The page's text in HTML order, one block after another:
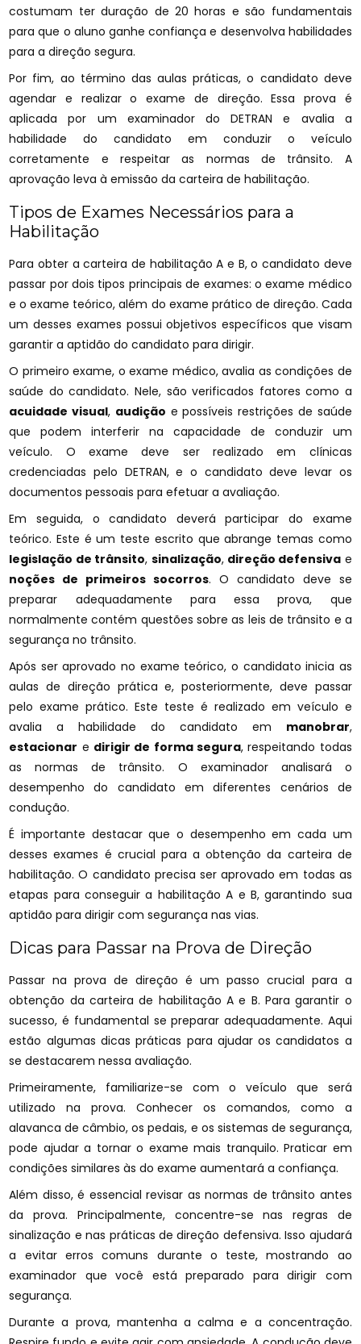
costumam ter duração de 20 horas e são fundamentais
para que o aluno ganhe confiança e desenvolva habilidades
para a direção segura.
Por fim, ao término das aulas práticas, o candidato deve
agendar e realizar o exame de direção. Essa prova é
aplicada por um examinador do DETRAN e avalia a
habilidade do candidato em conduzir o veículo
corretamente e respeitar as normas de trânsito. A
aprovação leva à emissão da carteira de habilitação.
Tipos de Exames Necessários para a
Habilitação
Para obter a carteira de habilitação A e B, o candidato deve
passar por dois tipos principais de exames: o exame médico
e o exame teórico, além do exame prático de direção. Cada
um desses exames possui objetivos específicos que visam
garantir a aptidão do candidato para dirigir.
O primeiro exame, o exame médico, avalia as condições de
saúde do candidato. Nele, são verificados fatores como a
acuidade visual, audição e possíveis restrições de saúde
que podem interferir na capacidade de conduzir um
veículo. O exame deve ser realizado em clínicas
credenciadas pelo DETRAN, e o candidato deve levar os
documentos pessoais para efetuar a avaliação.
Em seguida, o candidato deverá participar do exame
teórico. Este é um teste escrito que abrange temas como
legislação de trânsito, sinalização, direção defensiva e
noções de primeiros socorros. O candidato deve se
preparar adequadamente para essa prova, que
normalmente contém questões sobre as leis de trânsito e a
segurança no trânsito.
Após ser aprovado no exame teórico, o candidato inicia as
aulas de direção prática e, posteriormente, deve passar
pelo exame prático. Este teste é realizado em veículo e
avalia a habilidade do candidato em manobrar,
estacionar e dirigir de forma segura, respeitando todas
as normas de trânsito. O examinador analisará o
desempenho do candidato em diferentes cenários de
condução.
É importante destacar que o desempenho em cada um
desses exames é crucial para a obtenção da carteira de
habilitação. O candidato precisa ser aprovado em todas as
etapas para conseguir a habilitação A e B, garantindo sua
aptidão para dirigir com segurança nas vias.
Dicas para Passar na Prova de Direção
Passar na prova de direção é um passo crucial para a
obtenção da carteira de habilitação A e B. Para garantir o
sucesso, é fundamental se preparar adequadamente. Aqui
estão algumas dicas práticas para ajudar os candidatos a
se destacarem nessa avaliação.
Primeiramente, familiarize-se com o veículo que será
utilizado na prova. Conhecer os comandos, como a
alavanca de câmbio, os pedais, e os sistemas de segurança,
pode ajudar a tornar o exame mais tranquilo. Praticar em
condições similares às do exame aumentará a confiança.
Além disso, é essencial revisar as normas de trânsito antes
da prova. Principalmente, concentre-se nas regras de
sinalização e nas práticas de direção defensiva. Isso ajudará
a evitar erros comuns durante o teste, mostrando ao
examinador que você está preparado para dirigir com
segurança.
Durante a prova, mantenha a calma e a concentração.